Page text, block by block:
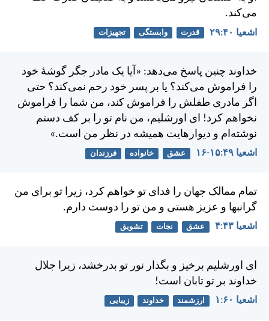
می‌كند.
اشعيا ۴۰:‏۲۹ قدرت وابستگی تجهیزات
خداوند چنين پاسخ می‌دهد: «آيا يک مادر جگر گوشهٔ خود
را فراموش می‌كند؟ يا بر پسر خود رحم نمی‌كند؟ حتی
اگر مادری طفلش را فراموش كند، من شما را فراموش
نخواهم كرد! ای اورشليم، من نام تو را بر كف دستم
نوشته‌ام و ديوارهايت هميشه در نظر من است.»
اشعيا ۴۹:‏۱۵-‏۱۶ عشق خانواده فرزندان
تمام ممالک جهان را فدای تو خواهم كرد، زيرا تو برای من
گرانبها و عزيز هستی و من تو را دوست دارم.
اشعيا ۴۳:‏۴ عشق نجات تشویق
ای اورشليم برخيز و بگذار نور تو بدرخشد، زيرا جلال
خداوند بر تو تابان است!
اشعيا ۶۰:‏۱ ارزشمند خداوند زیبایی